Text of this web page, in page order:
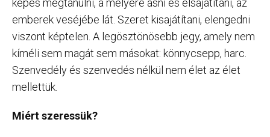
emberek veséjébe lát. Szeret kisajátítani, elengedni
viszont képtelen. A legösztönösebb jegy, amely nem
kíméli sem magát sem másokat: könnycsepp, harc.
Szenvedély és szenvedés nélkül nem élet az élet
mellettük.
Miért szeressük?